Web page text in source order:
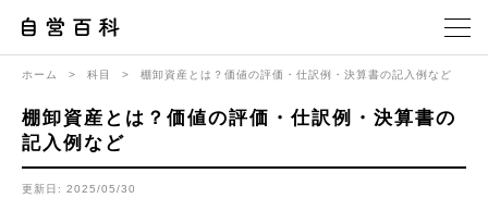
ホーム > 科目 > 棚卸資産とは？価値の評価・仕訳例・決算書の記入例など
棚卸資産とは？価値の評価・仕訳例・決算書の
記入例など
更新日: 2025/05/30